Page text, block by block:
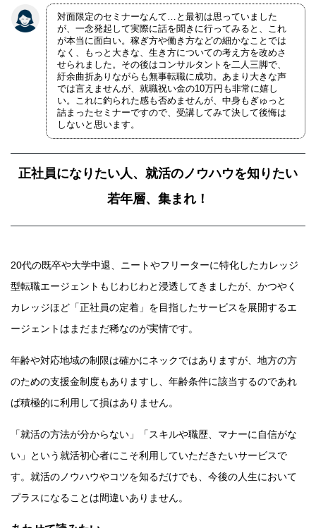
対面限定のセミナーなんて…と最初は思っていました
が、一念発起して実際に話を聞きに行ってみると、これ
が本当に面白い。稼ぎ方や働き方などの細かなことでは
なく、もっと大きな、生き方についての考え方を改めさ
せられました。その後はコンサルタントを二人三脚で、
紆余曲折ありながらも無事転職に成功。あまり大きな声
では言えませんが、就職祝い金の10万円も非常に嬉し
い。これに釣られた感も否めませんが、中身もぎゅっと
詰まったセミナーですので、受講してみて決して後悔は
しないと思います。
正社員になりたい人、就活のノウハウを知りたい
若年層、集まれ！
20代の既卒や大学中退、ニートやフリーターに特化したカレッジ
型転職エージェントもじわじわと浸透してきましたが、かつやく
カレッジほど「正社員の定着」を目指したサービスを展開するエ
ージェントはまだまだ稀なのが実情です。
年齢や対応地域の制限は確かにネックではありますが、地方の方
のための支援金制度もありますし、年齢条件に該当するのであれ
ば積極的に利用して損はありません。
「就活の方法が分からない」「スキルや職歴、マナーに自信がな
い」という就活初心者にこそ利用していただきたいサービスで
す。就活のノウハウやコツを知るだけでも、今後の人生において
プラスになることは間違いありません。